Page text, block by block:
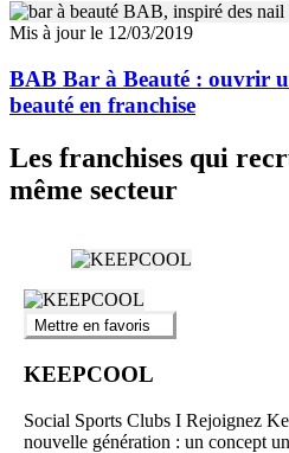
Mis à jour le 12/03/2019
BAB Bar à Beauté : ouvrir
beauté en franchise
Les franchises qui
même secteur
Mettre en favoris
KEEPCOOL
Social Sports Clubs I Rejoignez
nouvelle génération : un concept